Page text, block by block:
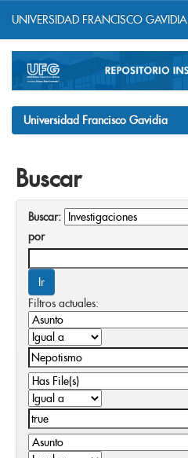
navigation
UNIVERSIDAD FRANCISCO GAVIDIA
Universidad Francisco Gavidia
Buscar
Buscar:
por
Filtros actuales: